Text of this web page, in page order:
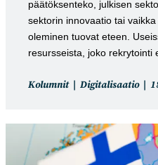
päätöksenteko, julkisen
sektorin innovaatio tai
oleminen tuovat eteen.
resursseista, joko rekrytointi
Artikkelin
Kolumnit Digitalisaatio